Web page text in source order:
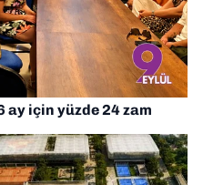
ay için yüzde 24 zam